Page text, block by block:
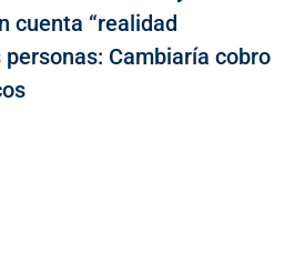
cuenta “realidad
Cambiaría cobro